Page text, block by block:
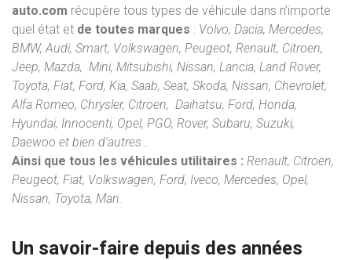
auto.com récupère tous types de véhicule dans n’importe
quel état et de toutes marques : Volvo, Dacia, Mercedes,
BMW, Audi, Smart, Volkswagen, Peugeot, Renault, Citroen,
Jeep, Mazda, Mini, Mitsubishi, Nissan, Lancia, Land Rover,
Toyota, Fiat, Ford, Kia, Saab, Seat, Skoda, Nissan, Chevrolet,
Alfa Romeo, Chrysler, Citroen, Daihatsu, Ford, Honda,
Hyundai, Innocenti, Opel, PGO, Rover, Subaru, Suzuki,
Daewoo et bien d’autres…
Ainsi que tous les véhicules utilitaires : Renault, Citroen,
Peugeot, Fiat, Volkswagen, Ford, Iveco, Mercedes, Opel,
Nissan, Toyota, Man.
Un savoir-faire depuis des années